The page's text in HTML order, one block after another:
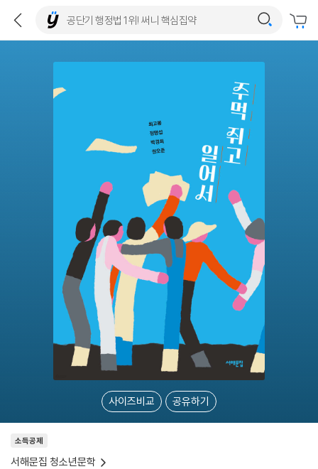
사이즈비교 공유하기
소득공제
서해문집 청소년문학